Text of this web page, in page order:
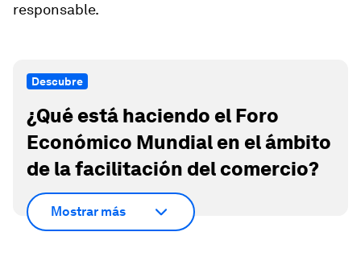
responsable.
Descubre
¿Qué está haciendo el Foro
Económico Mundial en el ámbito
de la facilitación del comercio?
Mostrar más